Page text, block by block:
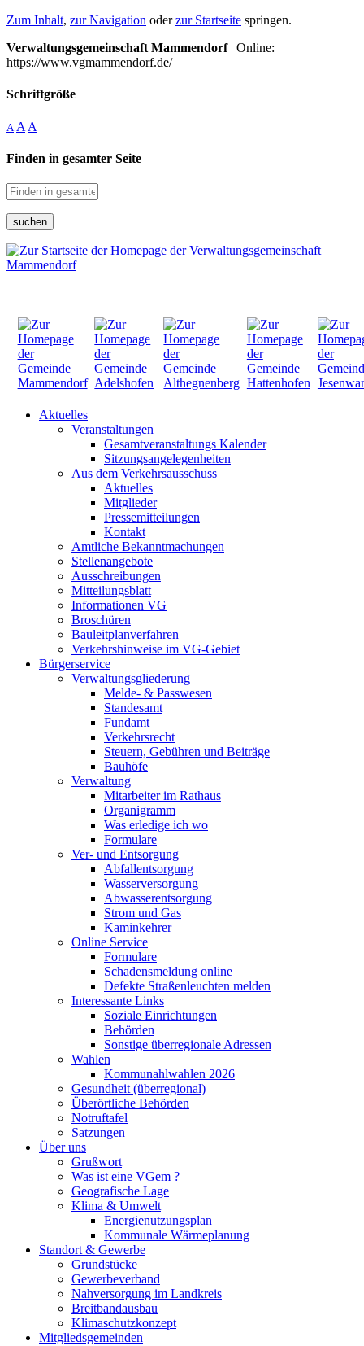
Zum Inhalt, zur Navigation oderzur Startseite springen.
Verwaltungsgemeinschaft Mammendorf| Online:
https://www.vgmammendorf.de/
Schriftgröße
A A A
Finden in gesamter Seite
suchen
Aktuelles
Veranstaltungen
Gesamtveranstaltungs Kalender
Sitzungsangelegenheiten
Aus dem Verkehrsausschuss
Aktuelles
Mitglieder
Pressemitteilungen
Kontakt
Amtliche Bekanntmachungen
Stellenangebote
Ausschreibungen
Mitteilungsblatt
Informationen VG
Broschüren
Bauleitplanverfahren
Verkehrshinweise im VG-Gebiet
Bürgerservice
Verwaltungsgliederung
Melde- & Passwesen
Standesamt
Fundamt
Verkehrsrecht
Steuern, Gebühren und Beiträge
Bauhöfe
Verwaltung
Mitarbeiter im Rathaus
Organigramm
Was erledige ich wo
Formulare
Ver- und Entsorgung
Abfallentsorgung
Wasserversorgung
Abwasserentsorgung
Strom und Gas
Kaminkehrer
Online Service
Formulare
Schadensmeldung online
Defekte Straßenleuchten melden
Interessante Links
Soziale Einrichtungen
Behörden
Sonstige überregionale Adressen
Wahlen
Kommunahlwahlen 2026
Gesundheit (überregional)
Überörtliche Behörden
Notruftafel
Satzungen
Über uns
Grußwort
Was ist eine VGem ?
Geografische Lage
Klima & Umwelt
Energienutzungsplan
Kommunale Wärmeplanung
Standort & Gewerbe
Grundstücke
Gewerbeverband
Nahversorgung im Landkreis
Breitbandausbau
Klimaschutzkonzept
Mitgliedsgemeinden